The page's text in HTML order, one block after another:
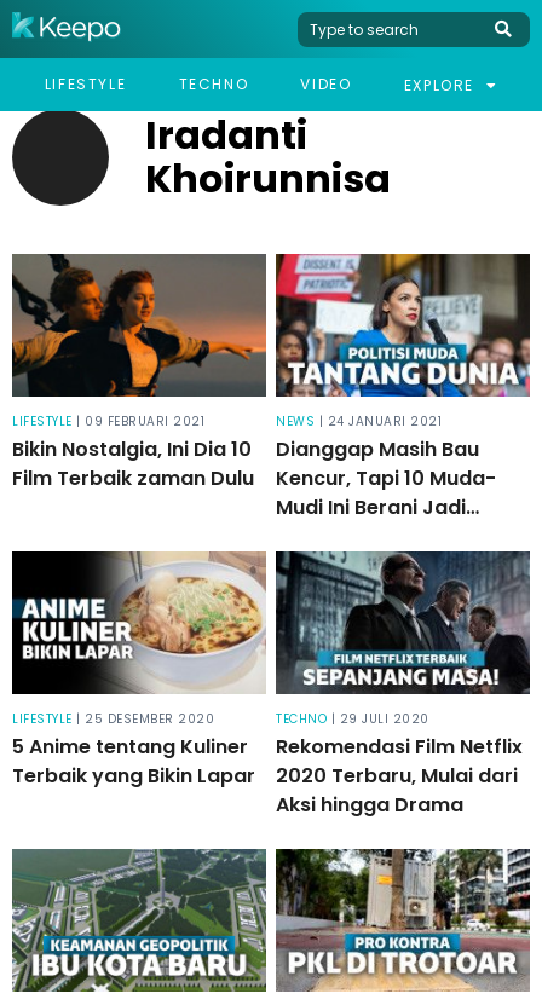
LIFESTYLE TECHNO VIDEO EXPLORE
Iradanti
Khoirunnisa
LIFESTYLE | 09 FEBRUARI 2021
Bikin Nostalgia, Ini Dia 10
Film Terbaik zaman Dulu
NEWS | 24 JANUARI 2021
Dianggap Masih Bau
Kencur, Tapi 10 Muda-
Mudi Ini Berani Jadi
LIFESTYLE | 25 DESEMBER 2020
5 Anime tentang Kuliner
Terbaik yang Bikin Lapar
TECHNO | 29 JULI 2020
Rekomendasi Film Netflix
2020 Terbaru, Mulai dari
Aksi hingga Drama